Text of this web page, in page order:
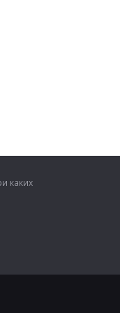
каких